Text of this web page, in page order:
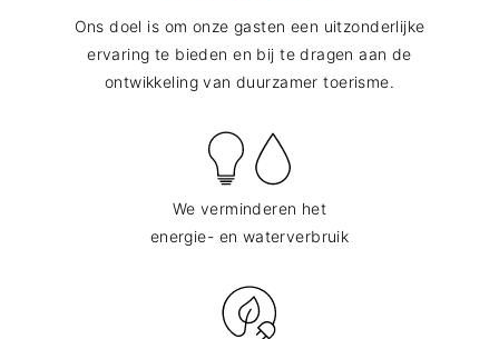
Ons doel is om onze gasten een uitzonderlijke
ervaring te bieden en bij te dragen aan de
ontwikkeling van duurzamer toerisme.
We verminderen het
energie- en waterverbruik